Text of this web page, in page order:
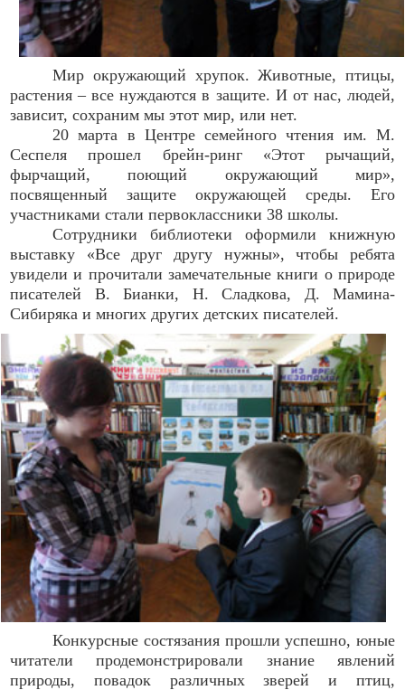
Мир окружающий хрупок. Животные, птицы,
растения – все нуждаются в защите. И от нас, людей,
зависит, сохраним мы этот мир, или нет.
20 марта в Центре семейного чтения им. М.
Сеспеля прошел брейн-ринг «Этот рычащий,
фырчащий, поющий окружающий мир»,
посвященный защите окружающей среды. Его
участниками стали первоклассники 38 школы.
Сотрудники библиотеки оформили книжную
выставку «Все друг другу нужны», чтобы ребята
увидели и прочитали замечательные книги о природе
писателей В. Бианки, Н. Сладкова, Д. Мамина-
Сибиряка и многих других детских писателей.
Конкурсные состязания прошли успешно, юные
читатели продемонстрировали знание явлений
природы, повадок различных зверей и птиц,